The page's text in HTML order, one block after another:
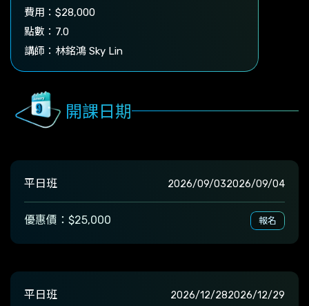
費用：$28,000
點數：7.0
講師：林銘鴻 Sky Lin
開課日期
平日班 2026/09/032026/09/04
優惠價：$25,000 報名
平日班 2026/12/282026/12/29